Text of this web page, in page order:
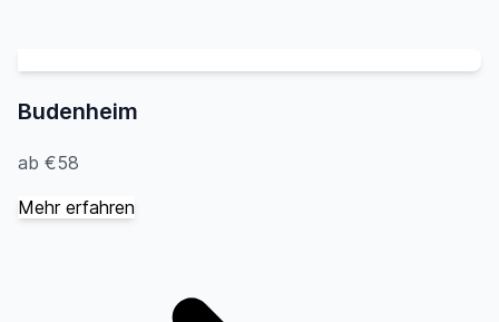
Budenheim
ab €58
Mehr erfahren